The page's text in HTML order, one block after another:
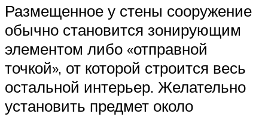
Размещенное у стены сооружение
обычно становится зонирующим
элементом либо «отправной
точкой», от которой строится весь
остальной интерьер. Желательно
установить предмет около